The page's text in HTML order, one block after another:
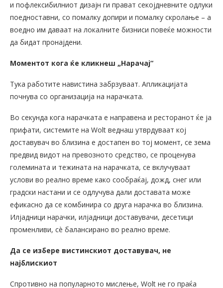
и пофлексибилниот дизајн ги прават секојдневните одлуки
поедноставни, со помалку допири и помалку скролање – а
воедно им даваат на локалните бизниси повеќе можности
да бидат пронајдени.
Моментот кога ќе кликнеш „Нарачај“
Тука работите навистина забрзуваат. Апликацијата
почнува со организација на нарачката.
Во секунда кога нарачката е направена и ресторанот ќе ја
прифати, системите на Wolt веднаш утврдуваат кој
доставувач во близина е достапен во тој момент, се зема
предвид видот на превозното средство, се проценува
големината и тежината на нарачката, се вклучуваат
услови во реално време како сообраќај, дожд, снег или
градски настани и се одлучува дали доставата може
ефикасно да се комбинира со друга нарачка во близина.
Илјадници нарачки, илјадници доставувачи, десетици
променливи, сè балансирано во реално време.
Да се избере вистинскиот доставувач, не
најблискиот
Спротивно на популарното мислење, Wolt не го праќа